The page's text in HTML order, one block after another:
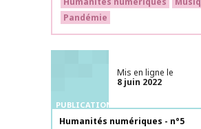
Pandémie
PUBLICATIONS
Mis en ligne le
8 juin 2022
Nom de la publication
Humanités numériques - n°5